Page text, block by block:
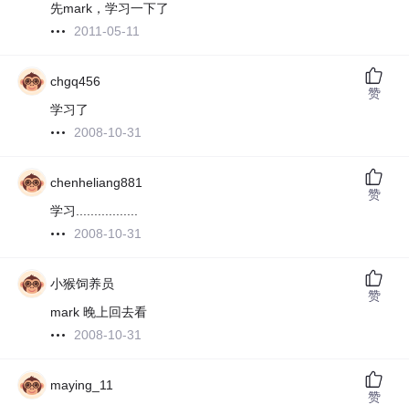
先mark，学习一下了
2011-05-11
chgq456
学习了
2008-10-31
赞
chenheliang881
学习.................
2008-10-31
赞
小猴饲养员
mark 晚上回去看
2008-10-31
赞
maying_11
赞